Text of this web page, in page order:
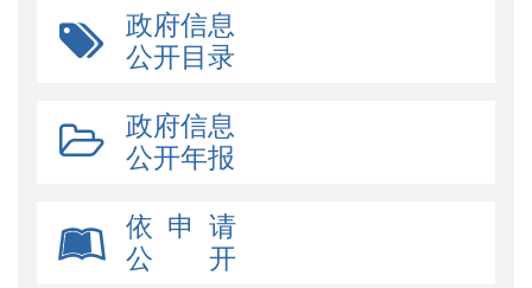
政府信息
公开目录
政府信息
公开年报
依 申 请
公 开